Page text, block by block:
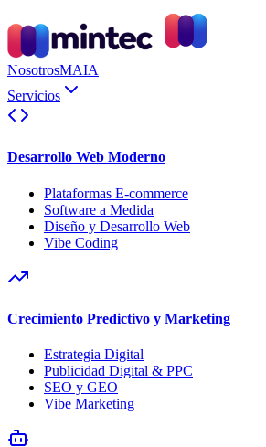
NosotrosMAIA
Servicios
Desarrollo Web Moderno
Plataformas E-commerce
Software a Medida
Diseño y Desarrollo Web
Vibe Coding
Crecimiento Predictivo y Marketing
Estrategia Digital
Publicidad Digital & PPC
SEO y GEO
Vibe Marketing